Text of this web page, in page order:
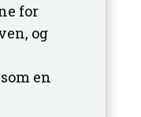
for
og
en